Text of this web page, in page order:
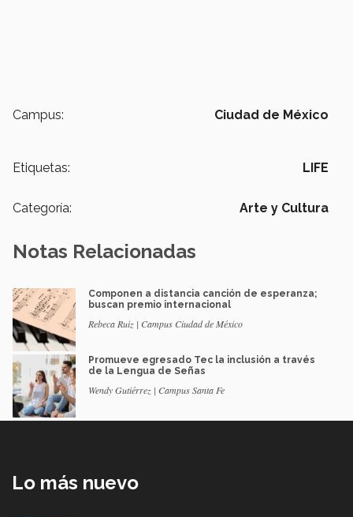
Campus: Ciudad de México
Etiquetas: LIFE
Categoría: Arte y Cultura
Notas Relacionadas
Componen a distancia canción de esperanza;
buscan premio internacional
Rebeca Ruiz | Campus Ciudad de México
Promueve egresado Tec la inclusión a través
de la Lengua de Señas
Wendy Gutiérrez | Campus Santa Fe
Lo más nuevo